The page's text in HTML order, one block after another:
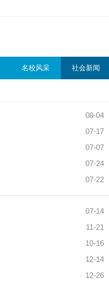
名校风采 社会新闻
08-04
07-17
07-07
07-24
07-22
07-14
11-21
10-16
12-14
12-26